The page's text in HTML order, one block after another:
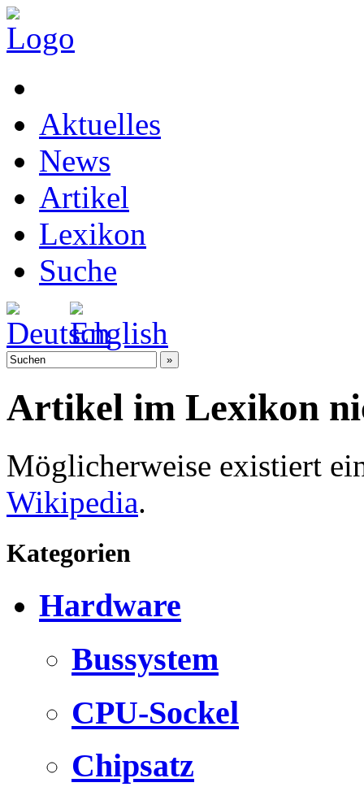
Aktuelles
News
Artikel
Lexikon
Suche
Artikel im Lexikon
Möglicherweise existiert
Wikipedia.
Kategorien
Hardware
Bussystem
CPU-Sockel
Chipsatz